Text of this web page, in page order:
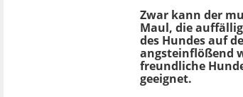
Zwar kann der
Maul, die
des Hundes auf
angsteinflößend
freundliche
geeignet.